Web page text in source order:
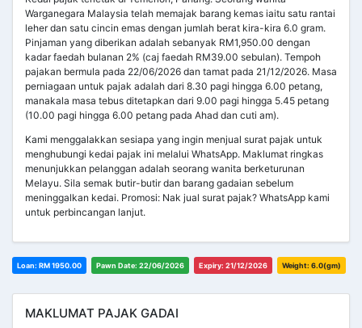
Warganegara Malaysia telah memajak barang kemas iaitu satu rantai
leher dan satu cincin emas dengan jumlah berat kira-kira 6.0 gram.
Pinjaman yang diberikan adalah sebanyak RM1,950.00 dengan
kadar faedah bulanan 2% (caj faedah RM39.00 sebulan). Tempoh
pajakan bermula pada 22/06/2026 dan tamat pada 21/12/2026. Masa
perniagaan untuk pajak adalah dari 8.30 pagi hingga 6.00 petang,
manakala masa tebus ditetapkan dari 9.00 pagi hingga 5.45 petang
(10.00 pagi hingga 6.00 petang pada Ahad dan cuti am).
Kami menggalakkan sesiapa yang ingin menjual surat pajak untuk
menghubungi kedai pajak ini melalui WhatsApp. Maklumat ringkas
menunjukkan pelanggan adalah seorang wanita berketurunan
Melayu. Sila semak butir-butir dan barang gadaian sebelum
meninggalkan kedai. Promosi: Nak jual surat pajak? WhatsApp kami
untuk perbincangan lanjut.
Loan: RM 1950.00 Pawn Date: 22/06/2026 Expiry: 21/12/2026 Weight: 6.0(gm)
MAKLUMAT PAJAK GADAI